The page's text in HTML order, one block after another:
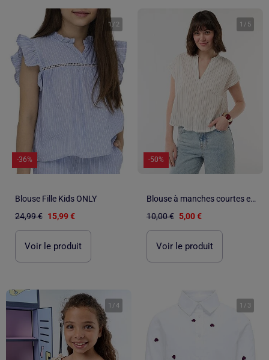
1/ 2
-36%
Blouse Fille Kids ONLY
24,99 € 15,99 €
Voir le produit
1 / 5
-50%
Blouse à manches courtes et col V
10,00 € 5,00 €
Voir le produit
1 /4 1 / 3